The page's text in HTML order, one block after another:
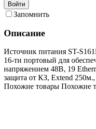
Войти
Запомнить
Описание
Источник питания ST-
16-ти портовый для
напряжением 48В, 19
защита от КЗ, Extend
Похожие товары Похожие